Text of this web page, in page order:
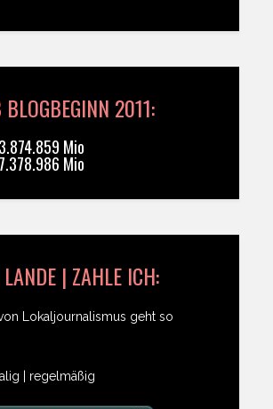
2011:
Mio
Mio
| ZAHLE ICH:
Lokaljournalismus geht so
| regelmäßig